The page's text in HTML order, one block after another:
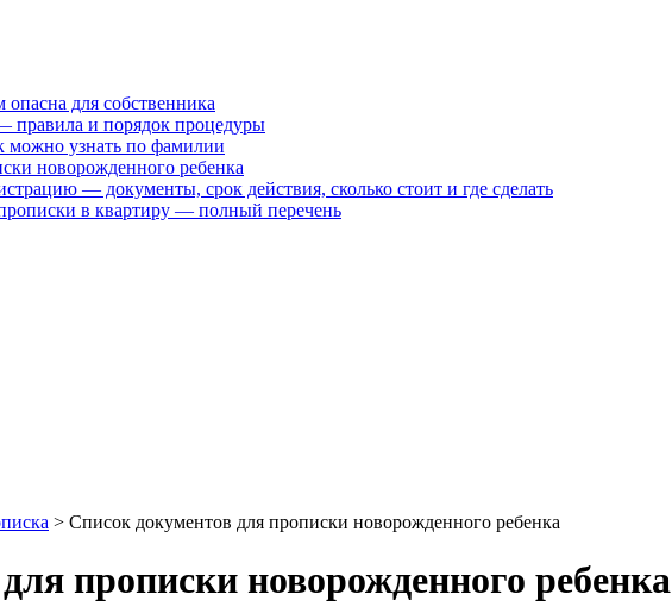
для собственника
правила и порядок процедуры
можно узнать по фамилии
новорожденного ребенка
— документы, срок действия, сколько стоит и где сделать
в квартиру — полный перечень
> Список документов для прописки новорожденного ребенка
прописки новорожденного ребенка